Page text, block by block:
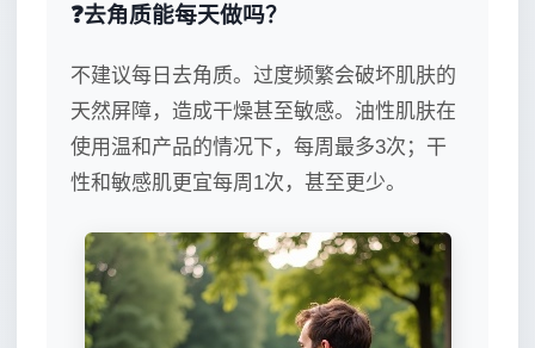
❓去角质能每天做吗？
不建议每日去角质。过度频繁会破坏肌肤的
天然屏障，造成干燥甚至敏感。油性肌肤在
使用温和产品的情况下，每周最多3次；干
性和敏感肌更宜每周1次，甚至更少。